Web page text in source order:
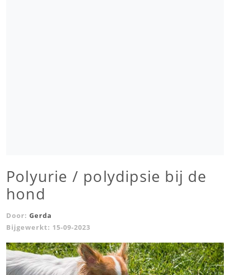
Polyurie / polydipsie bij de
hond
Door: Gerda
Bijgewerkt: 15-09-2023